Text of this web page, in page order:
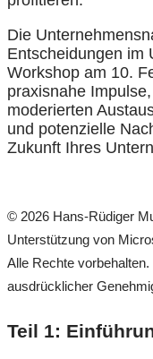
Die
Entscheidungen im
Workshop am 10.
praxisnahe
moderierten
und potenzielle
Zukunft Ihres
© 2026 Hans-Rüdiger
Unterstützung von
Alle Rechte
ausdrücklicher
Teil 1: